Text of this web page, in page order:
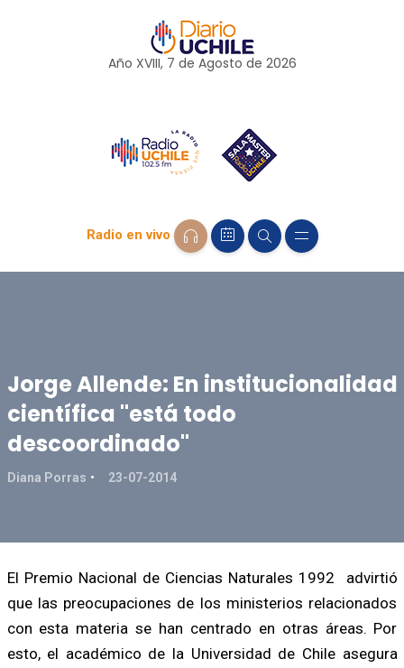
Año XVIII, 7 de Agosto de 2026
Radio en vivo
Jorge Allende: En institucionalidad
científica "está todo
descoordinado"
Diana Porras 23-07-2014
El Premio Nacional de Ciencias Naturales 1992 advirtió
que las preocupaciones de los ministerios relacionados
con esta materia se han centrado en otras áreas. Por
esto, el académico de la Universidad de Chile asegura